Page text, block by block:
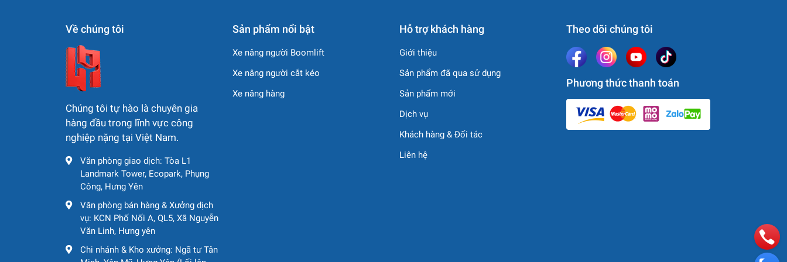
Về chúng tôi
Chúng tôi tự hào là chuyên gia
hàng đầu trong lĩnh vực công
nghiệp nặng tại Việt Nam.
Văn phòng giao dịch: Tòa L1
Landmark Tower, Ecopark, Phụng
Công, Hưng Yên
Văn phòng bán hàng & Xưởng dịch
vụ: KCN Phố Nối A, QL5, Xã Nguyễn
Văn Linh, Hưng yên
Chi nhánh & Kho xưởng: Ngã tư Tân
Sản phẩm nổi bật
Xe nâng người Boomlift
Xe nâng người cắt kéo
Xe nâng hàng
Hỗ trợ khách hàng
Giới thiệu
Sản phẩm đã qua sử dụng
Sản phẩm mới
Dịch vụ
Khách hàng & Đối tác
Liên hệ
Theo dõi chúng tôi
Phương thức thanh toán